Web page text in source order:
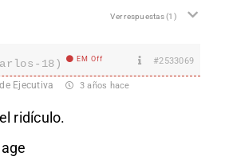
Ver respuestas(1)
18) EM Off #2533069
Ejecutiva 3 años hace
ridículo.